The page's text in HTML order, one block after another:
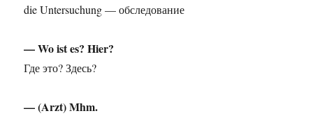
die Untersuchung — обследование
— Wo ist es? Hier?
Где это? Здесь?
— (Arzt) Mhm.